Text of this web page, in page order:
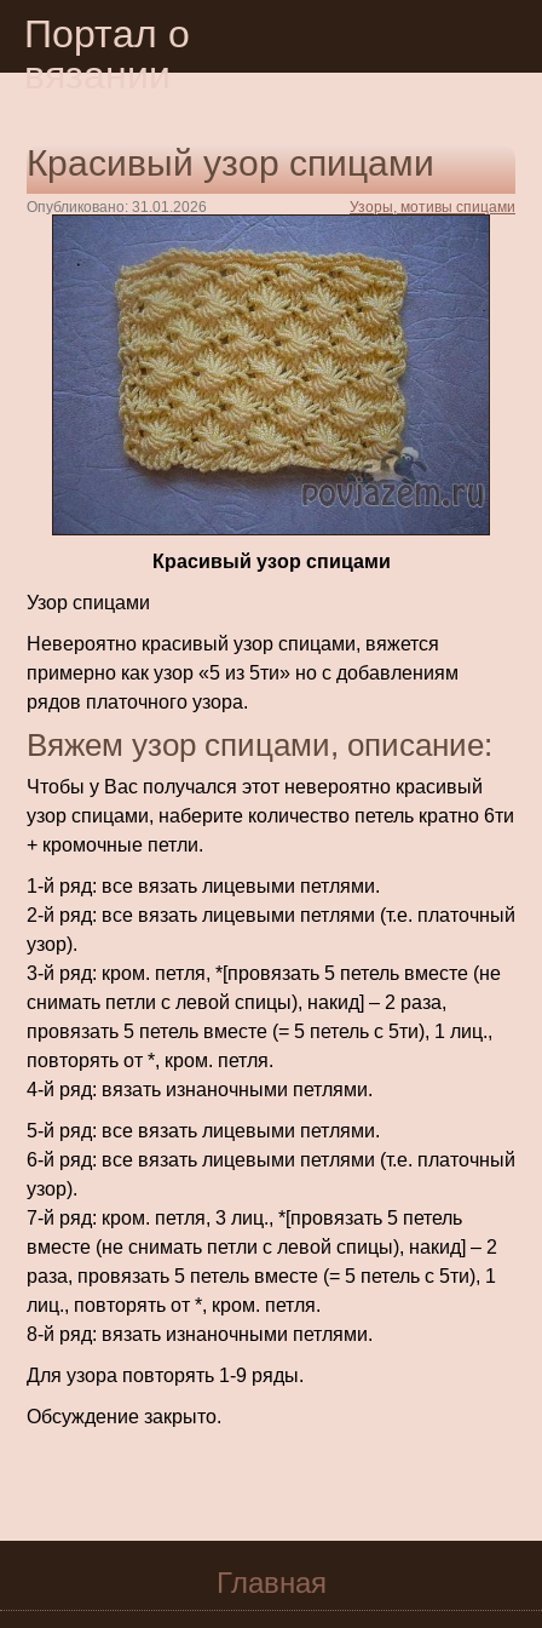
Портал о
вязании
Красивый узор спицами
Опубликовано: 31.01.2026 Узоры, мотивы спицами
Красивый узор спицами
Узор спицами
Невероятно красивый узор спицами, вяжется
примерно как узор «5 из 5ти» но с добавлениям
рядов платочного узора.
Вяжем узор спицами, описание:
Чтобы у Вас получался этот невероятно красивый
узор спицами, наберите количество петель кратно 6ти
+ кромочные петли.
1-й ряд: все вязать лицевыми петлями.
2-й ряд: все вязать лицевыми петлями (т.е. платочный
узор).
3-й ряд: кром. петля, *[провязать 5 петель вместе (не
снимать петли с левой спицы), накид] – 2 раза,
провязать 5 петель вместе (= 5 петель с 5ти), 1 лиц.,
повторять от *, кром. петля.
4-й ряд: вязать изнаночными петлями.
5-й ряд: все вязать лицевыми петлями.
6-й ряд: все вязать лицевыми петлями (т.е. платочный
узор).
7-й ряд: кром. петля, 3 лиц., *[провязать 5 петель
вместе (не снимать петли с левой спицы), накид] – 2
раза, провязать 5 петель вместе (= 5 петель с 5ти), 1
лиц., повторять от *, кром. петля.
8-й ряд: вязать изнаночными петлями.
Для узора повторять 1-9 ряды.
Обсуждение закрыто.
Главная